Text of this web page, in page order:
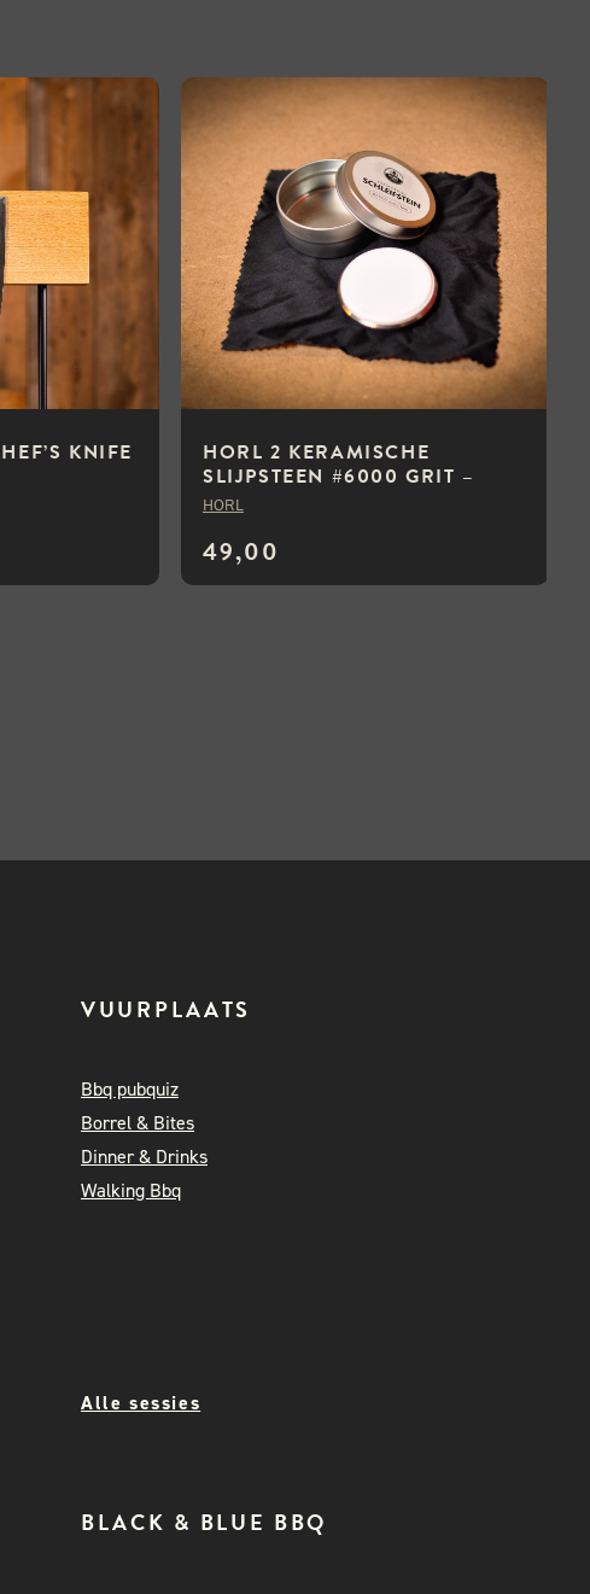
KNIFE
HORL 2 KERAMISCHE
SLIJPSTEEN #6000 GRIT –
EXTRA FIJN
49,00
HORL
VUURPLAATS
Bbq pubquiz
Borrel & Bites
Dinner & Drinks
Walking Bbq
Alle sessies
BLACK & BLUE BBQ